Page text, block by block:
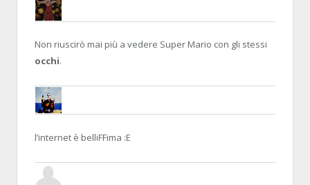
THE BENSO21 MARCH 2014, 23:54:53RE:YOUTUBE, NOSTRA CROCE E
Non riuscirò mai più a vedere Super Mario con gli stessi
occhi.
NERONE22 MARCH 2014, 02:19:56RE:YOUTUBE, NOSTRA CROCE E DELIZIA
l’internet è belliFFima :E